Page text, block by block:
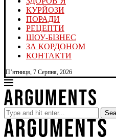
КУРЙОЗИ
ПОРАДИ
РЕЦЕПТИ
ШОУ-БІЗНЕС
ЗА КОРДОНОМ
КОНТАКТИ
П’ятниця, 7 Серпня, 2026